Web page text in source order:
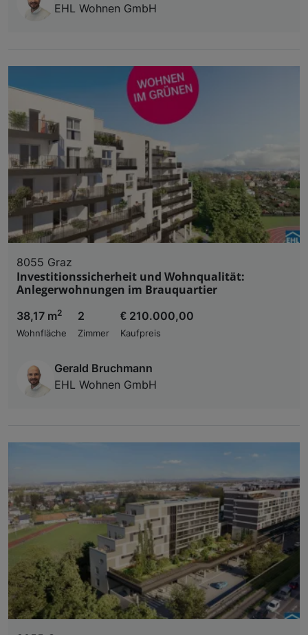
EHL Wohnen GmbH
8055 Graz
Investitionssicherheit und Wohnqualität:
Anlegerwohnungen im Brauquartier
38,17 m2
Wohnfläche
2
Zimmer
€ 210.000,00
Kaufpreis
Gerald Bruchmann
EHL Wohnen GmbH